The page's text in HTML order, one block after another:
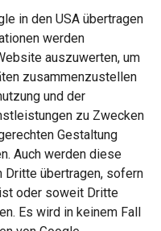
in den USA übertragen
werden
auszuwerten, um
zusammenzustellen
und der
zu Zwecken
Gestaltung
Auch werden diese
Dritte übertragen, sofern
oder soweit Dritte
Es wird in keinem Fall